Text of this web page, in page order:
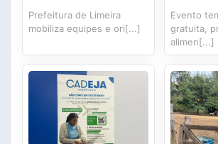
Prefeitura de Limeira
mobiliza equipes e ori[...]
Evento
gratuita,
alimen[...]